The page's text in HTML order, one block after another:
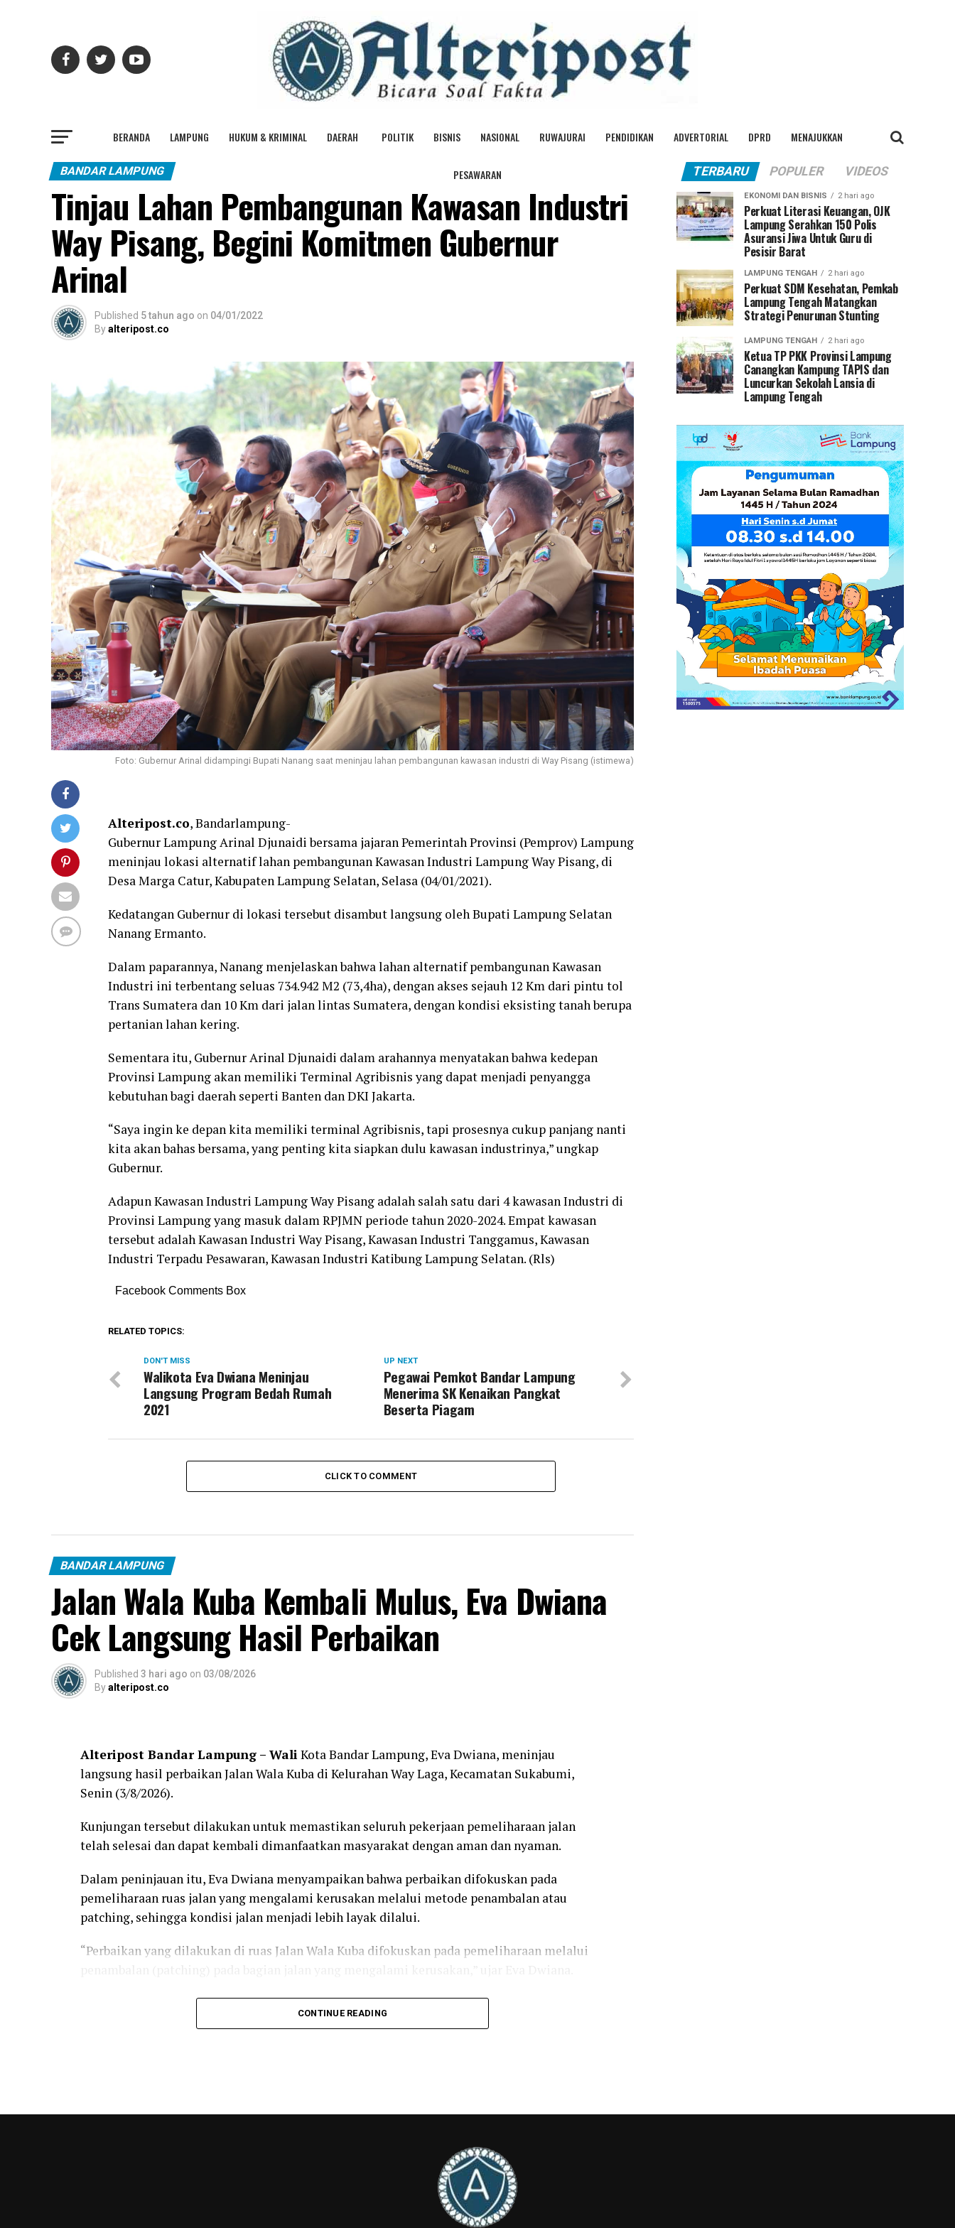
BERANDA LAMPUNG HUKUM & KRIMINAL DAERAH POLITIK BISNIS NASIONAL RUWAJURAI PENDIDIKAN ADVERTORIAL DPRD MENAJUKKAN
PESAWARAN
BANDAR LAMPUNG
Tinjau Lahan Pembangunan Kawasan Industri
Way Pisang, Begini Komitmen Gubernur
Arinal
Published 5 tahun ago on 04/01/2022
Byalteripost.co
Foto: Gubernur Arinal didampingi Bupati Nanang saat meninjau lahan pembangunan kawasan industri di Way Pisang (istimewa)
Alteripost.co, Bandarlampung-
Gubernur Lampung Arinal Djunaidi bersama jajaran Pemerintah Provinsi (Pemprov) Lampung
meninjau lokasi alternatif lahan pembangunan Kawasan Industri Lampung Way Pisang, di
Desa Marga Catur, Kabupaten Lampung Selatan, Selasa (04/01/2021).
Kedatangan Gubernur di lokasi tersebut disambut langsung oleh Bupati Lampung Selatan
Nanang Ermanto.
Dalam paparannya, Nanang menjelaskan bahwa lahan alternatif pembangunan Kawasan
Industri ini terbentang seluas 734.942 M2 (73,4ha), dengan akses sejauh 12 Km dari pintu tol
Trans Sumatera dan 10 Km dari jalan lintas Sumatera, dengan kondisi eksisting tanah berupa
pertanian lahan kering.
Sementara itu, Gubernur Arinal Djunaidi dalam arahannya menyatakan bahwa kedepan
Provinsi Lampung akan memiliki Terminal Agribisnis yang dapat menjadi penyangga
kebutuhan bagi daerah seperti Banten dan DKI Jakarta.
“Saya ingin ke depan kita memiliki terminal Agribisnis, tapi prosesnya cukup panjang nanti
kita akan bahas bersama, yang penting kita siapkan dulu kawasan industrinya,” ungkap
Gubernur.
Adapun Kawasan Industri Lampung Way Pisang adalah salah satu dari 4 kawasan Industri di
Provinsi Lampung yang masuk dalam RPJMN periode tahun 2020-2024. Empat kawasan
tersebut adalah Kawasan Industri Way Pisang, Kawasan Industri Tanggamus, Kawasan
Industri Terpadu Pesawaran, Kawasan Industri Katibung Lampung Selatan. (Rls)
Facebook Comments Box
RELATED TOPICS:
UP NEXT
Pegawai Pemkot Bandar Lampung
Menerima SK Kenaikan Pangkat
Beserta Piagam
DON'T MISS
Walikota Eva Dwiana Meninjau
Langsung Program Bedah Rumah
2021
CLICK TO COMMENT
BANDAR LAMPUNG
Jalan Wala Kuba Kembali Mulus, Eva Dwiana
Cek Langsung Hasil Perbaikan
Published 3 hari ago on 03/08/2026
Byalteripost.co
Alteripost Bandar Lampung – WaliKota Bandar Lampung, Eva Dwiana, meninjau
langsung hasil perbaikan Jalan Wala Kuba di Kelurahan Way Laga, Kecamatan Sukabumi,
Senin (3/8/2026).
Kunjungan tersebut dilakukan untuk memastikan seluruh pekerjaan pemeliharaan jalan
telah selesai dan dapat kembali dimanfaatkan masyarakat dengan aman dan nyaman.
Dalam peninjauan itu, Eva Dwiana menyampaikan bahwa perbaikan difokuskan pada
pemeliharaan ruas jalan yang mengalami kerusakan melalui metode penambalan atau
patching, sehingga kondisi jalan menjadi lebih layak dilalui.
“Perbaikan yang dilakukan di ruas Jalan Wala Kuba difokuskan pada pemeliharaan melalui
Di kawasan Sawit, Way Laga, tim melaksanakan perbaikan jalan beton sepanjang kurang
Wala Jaya. Langkah ini dinilai lebih efektif untuk menangani kerusakan tanpa harus
Selain memperbaiki badan jalan, Pemerintah Kota Bandar Lampung juga melakukan
pemeliharaan pagar pengaman (railing) jembatan di sepanjang ruas Jalan Wala Kuba.
Perbaikan fasilitas pendukung tersebut bertujuan meningkatkan keselamatan pengguna
CONTINUE READING
TERBARU POPULER VIDEOS
EKONOMI DAN BISNIS 2 hari ago
Perkuat Literasi Keuangan, OJK
Lampung Serahkan 150 Polis
Asuransi Jiwa Untuk Guru di
Pesisir Barat
LAMPUNG TENGAH 2 hari ago
Perkuat SDM Kesehatan, Pemkab
Lampung Tengah Matangkan
Strategi Penurunan Stunting
LAMPUNG TENGAH 2 hari ago
Ketua TP PKK Provinsi Lampung
Canangkan Kampung TAPIS dan
Luncurkan Sekolah Lansia di
Lampung Tengah